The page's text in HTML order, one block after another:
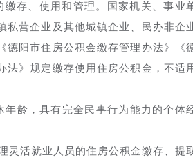
存、使用和管理。国家机关、事业
私营企业及其他城镇企业、民办非企
德阳市住房公积金缴存管理办法》《
法》规定缴存使用住房公积金，不适
龄，具有完全民事行为能力的个体
灵活就业人员的住房公积金缴存、提